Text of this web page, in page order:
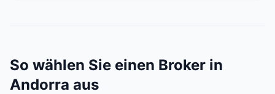
So wählen Sie einen Broker in
Andorra aus